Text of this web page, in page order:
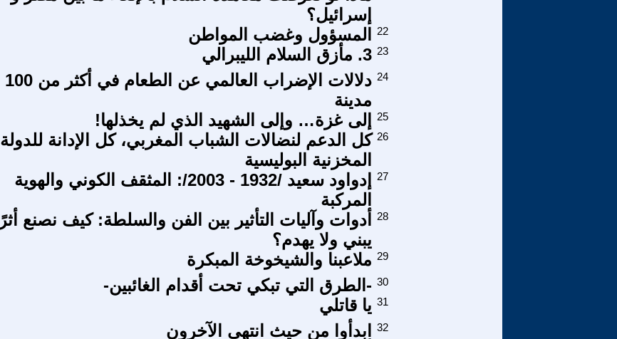
إسرائيل؟
المسؤول وغضب المواطن
22
3. مأزق السلام الليبرالي 23
دلالات الإضراب العالمي عن الطعام في أكثر من 100
مدينة
24
إلى غزة… وإلى الشهيد الذي لم يخذلها!
25
كل الدعم لنضالات الشباب المغربي، كل الإدانة للدولة
المخزنية البوليسية
26
إدواود سعيد /1932 - 2003/: المثقف الكوني والهوية
المركبة
27
أدوات وآليات التأثير بين الفن والسلطة: كيف نصنع أثرًا
يبني ولا يهدم؟
28
ملاعبنا والشيخوخة المبكرة 29
-الطرق التي تبكي تحت أقدام الغائبين- 30
يا قاتلي 31
ابدأوا من حيث انتهى الآخرون
32